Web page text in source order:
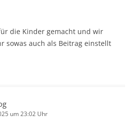
die Kinder gemacht und wir
sowas auch als Beitrag einstellt
um 23:02 Uhr